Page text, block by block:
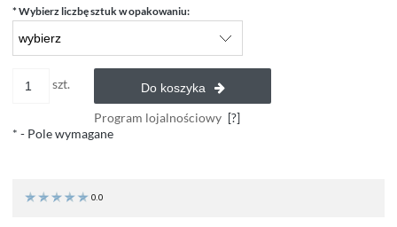
* Wybierz liczbę sztuk w opakowaniu:
szt. Do koszyka
Program lojalnościowy [?]
* - Pole wymagane
0.0